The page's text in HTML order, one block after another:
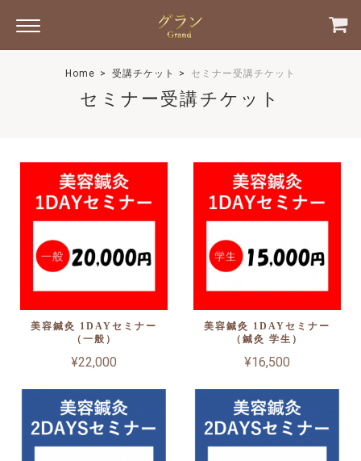
Home 受講チケット セミナー受講チケット
セミナー受講チケット
美容鍼灸 1DAYセミナー
（一般）
¥22,000
美容鍼灸 1DAYセミナー
（鍼灸 学生）
¥16,500